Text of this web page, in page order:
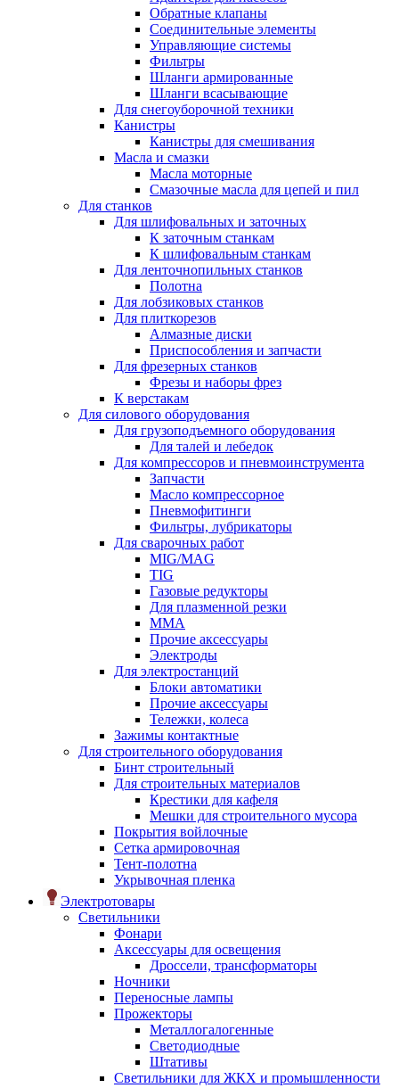
Обратные клапаны
Соединительные элементы
Управляющие системы
Фильтры
Шланги армированные
Шланги всасывающие
Для снегоуборочной техники
Канистры
Канистры для смешивания
Масла и смазки
Масла моторные
Смазочные масла для цепей и пил
Для станков
Для шлифовальных и заточных
К заточным станкам
К шлифовальным станкам
Для ленточнопильных станков
Полотна
Для лобзиковых станков
Для плиткорезов
Алмазные диски
Приспособления и запчасти
Для фрезерных станков
Фрезы и наборы фрез
К верстакам
Для силового оборудования
Для грузоподъемного оборудования
Для талей и лебедок
Для компрессоров и пневмоинструмента
Запчасти
Масло компрессорное
Пневмофитинги
Фильтры, лубрикаторы
Для сварочных работ
MIG/MAG
TIG
Газовые редукторы
Для плазменной резки
ММА
Прочие аксессуары
Электроды
Для электростанций
Блоки автоматики
Прочие аксессуары
Тележки, колеса
Зажимы контактные
Для строительного оборудования
Бинт строительный
Для строительных материалов
Крестики для кафеля
Мешки для строительного мусора
Покрытия войлочные
Сетка армировочная
Тент-полотна
Укрывочная пленка
Электротовары
Светильники
Фонари
Аксессуары для освещения
Дроссели, трансформаторы
Ночники
Переносные лампы
Прожекторы
Металлогалогенные
Светодиодные
Штативы
Светильники для ЖКХ и промышленности